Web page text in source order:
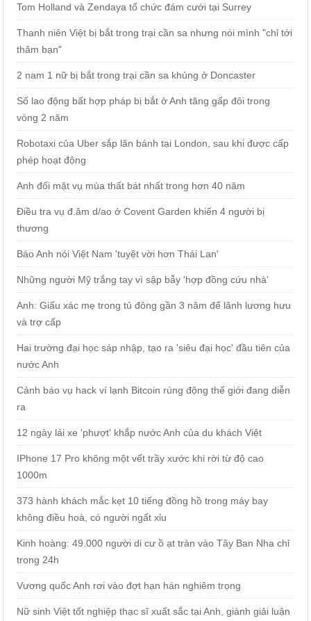
Tom Holland và Zendaya tổ chức đám cưới tại Surrey
Thanh niên Việt bị bắt trong trại cần sa nhưng nói mình "chỉ tới
thăm bạn"
2 nam 1 nữ bị bắt trong trại cần sa khủng ở Doncaster
Số lao động bất hợp pháp bị bắt ở Anh tăng gấp đôi trong
vòng 2 năm
Robotaxi của Uber sắp lăn bánh tại London, sau khi được cấp
phép hoạt động
Anh đối mặt vụ mùa thất bát nhất trong hơn 40 năm
Điều tra vụ đ.âm d/ao ở Covent Garden khiến 4 người bị
thương
Báo Anh nói Việt Nam 'tuyệt vời hơn Thái Lan'
Những người Mỹ trắng tay vì sập bẫy 'hợp đồng cứu nhà'
Anh: Giấu xác mẹ trong tủ đông gần 3 năm để lãnh lương hưu
và trợ cấp
Hai trường đại học sáp nhập, tạo ra 'siêu đại học' đầu tiên của
nước Anh
Cảnh báo vụ hack ví lạnh Bitcoin rúng động thế giới đang diễn
ra
12 ngày lái xe 'phượt' khắp nước Anh của du khách Việt
IPhone 17 Pro không một vết trầy xước khi rời từ độ cao
1000m
373 hành khách mắc kẹt 10 tiếng đồng hồ trong máy bay
không điều hoà, có người ngất xỉu
Kinh hoàng: 49.000 người di cư ồ ạt tràn vào Tây Ban Nha chỉ
trong 24h
Vương quốc Anh rơi vào đợt hạn hán nghiêm trọng
Nữ sinh Việt tốt nghiệp thạc sĩ xuất sắc tại Anh, giành giải luận